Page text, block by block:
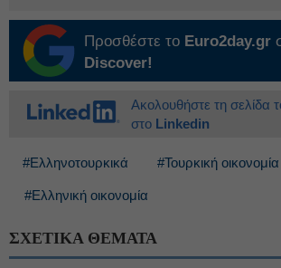
Προσθέστε το Euro2day.gr
Discover!
Ακολουθήστε τη σελίδα
στο Linkedin
#Ελληνοτουρκικά #Τουρκική οικονομία
#Ελληνική οικονομία
ΣΧΕΤΙΚΑ ΘΕΜΑΤΑ